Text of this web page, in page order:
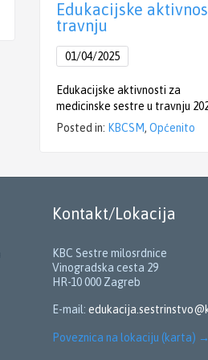
Edukacijske
travnju
01/04/2025
Edukacijske aktivnosti za
medicinske sestre u travnju
Posted in: KBCSM, Općenito
Kontakt/Lokacija
KBC Sestre milosrdnice
Vinogradska cesta 29
HR-10 000 Zagreb
E-mail:
Poveznica na lokaciju (karta) →